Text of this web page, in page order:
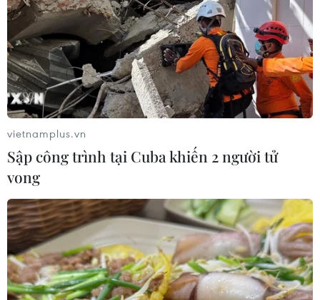
vietnamplus.vn
Sập công trình tại Cuba khiến 2 người tử
vong